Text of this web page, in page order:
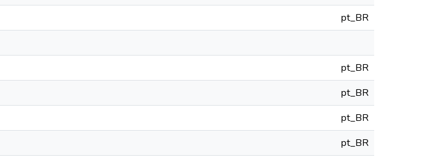
pt_BR
pt_BR
pt_BR
pt_BR
pt_BR